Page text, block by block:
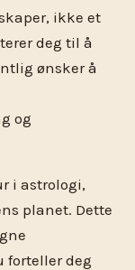
ikke et
deg til å
ønsker å
og
i astrologi,
planet. Dette
forteller deg